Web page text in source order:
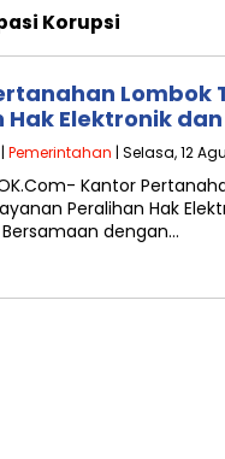
Korupsi
Lombok
Hak Elektronik
| Pemerintahan | Selasa, 12
Kantor
Peralihan Hak
dengan…